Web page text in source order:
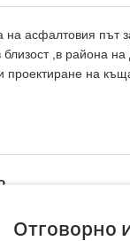
асфалтовия път
,в района
проектиране на
Отговорно